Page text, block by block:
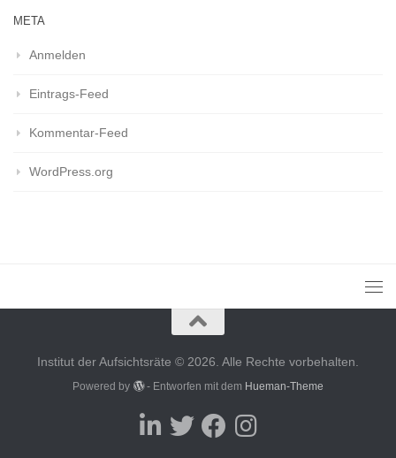
META
Anmelden
Eintrags-Feed
Kommentar-Feed
WordPress.org
Institut der Aufsichtsräte © 2026. Alle Rechte vorbehalten.
Powered by - Entworfen mit dem Hueman-Theme